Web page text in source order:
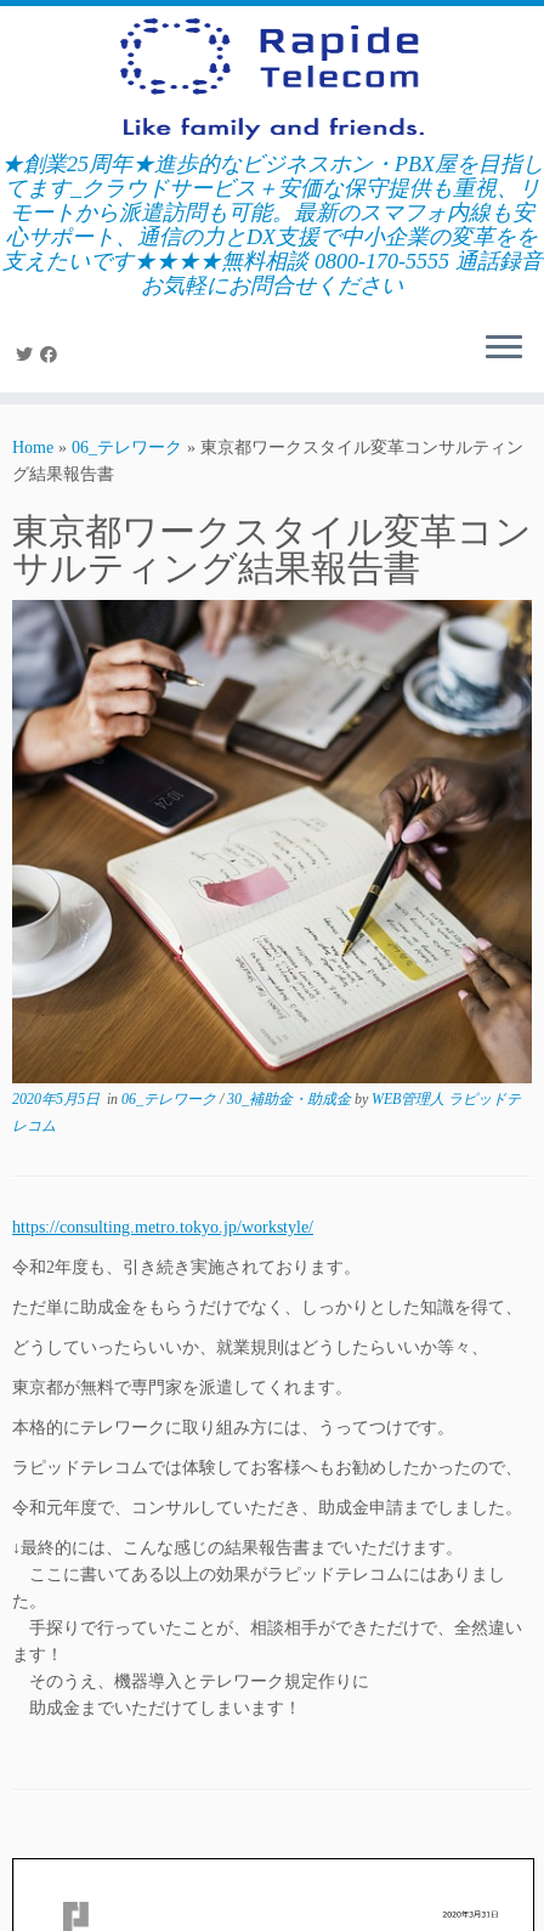
Skip
★創業25周年★進歩的なビジネスホン・PBX屋を目指し
てます_クラウドサービス＋安価な保守提供も重視、リ
モートから派遣訪問も可能。最新のスマフォ内線も安
心サポート、通信の力とDX支援で中小企業の変革をを
支えたいです★★★★無料相談 0800-170-5555 通話録音
お気軽にお問合せください
Home » 06_テレワーク » 東京都ワークスタイル変革コンサルティン
グ結果報告書
東京都ワークスタイル変革コン
サルティング結果報告書
2020年5月5日 in 06_テレワーク/30_補助金・助成金by WEB管理人 ラピッドテ
レコム
https://consulting.metro.tokyo.jp/workstyle/
令和2年度も、引き続き実施されております。
ただ単に助成金をもらうだけでなく、しっかりとした知識を得て、
どうしていったらいいか、就業規則はどうしたらいいか等々、
東京都が無料で専門家を派遣してくれます。
本格的にテレワークに取り組み方には、うってつけです。
ラピッドテレコムでは体験してお客様へもお勧めしたかったので、
令和元年度で、コンサルしていただき、助成金申請までしました。
↓最終的には、こんな感じの結果報告書までいただけます。
ここに書いてある以上の効果がラピッドテレコムにはありまし
た。
手探りで行っていたことが、相談相手ができただけで、全然違い
ます！
そのうえ、機器導入とテレワーク規定作りに
助成金までいただけてしまいます！